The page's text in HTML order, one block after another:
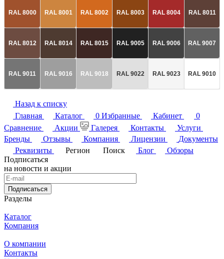
RAL 8000 RAL 8001 RAL 8002 RAL 8003 RAL 8004 RAL 8011
RAL 8012 RAL 8014 RAL 8015 RAL 9005 RAL 9006 RAL 9007
RAL 9011 RAL 9016 RAL 9018 RAL 9022 RAL 9023 RAL 9010
Назад к списку
Главная
Каталог 0 Избранные Кабинет
0
Сравнение
Акции Галерея Контакты
Услуги
Бренды
Отзывы Компания Лицензии
Документы
Реквизиты
Регион Поиск Блог
Обзоры
Подписаться
на новости и акции
Подписаться
Разделы
Каталог
Компания
О компании
Контакты